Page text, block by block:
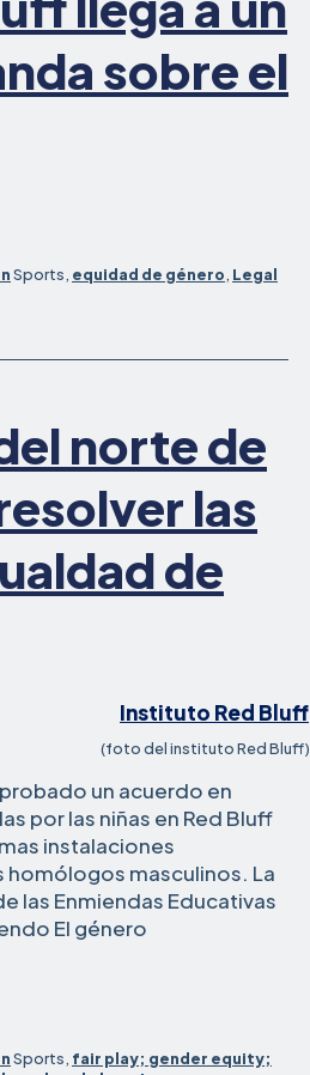
sobre el
Sports, equidad de género, Legal
norte de
las
de
(foto del instituto Red Bluff)
un acuerdo en
por las niñas en Red Bluff
instalaciones
masculinos. La
las Enmiendas Educativas
El distrito
California
género
Sports, fair play; gender equity;